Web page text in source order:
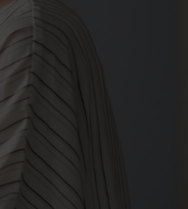
pour
sont